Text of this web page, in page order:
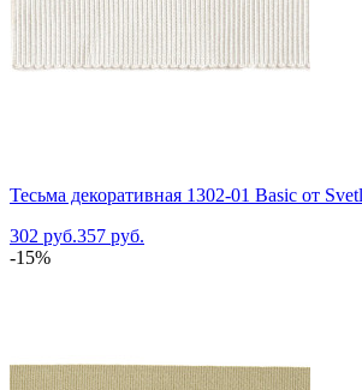
Тесьма декоративная 1302-01 Basic от
302 руб.357 руб.
-15%